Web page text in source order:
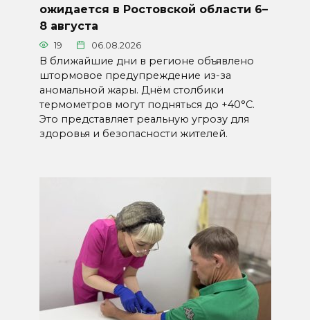
ожидается в Ростовской области 6–
8 августа
19 06.08.2026
В ближайшие дни в регионе объявлено
штормовое предупреждение из-за
аномальной жары. Днём столбики
термометров могут подняться до +40°C.
Это представляет реальную угрозу для
здоровья и безопасности жителей.